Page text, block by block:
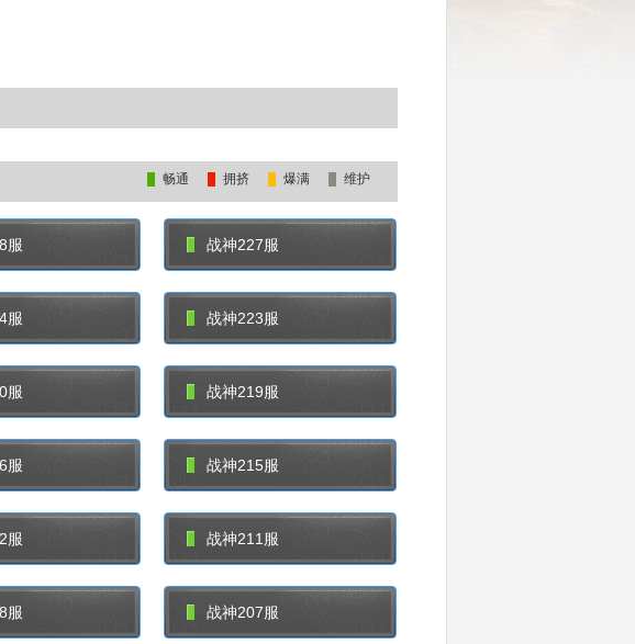
畅通 拥挤 爆满 维护
服 战神227服
服 战神223服
服 战神219服
服 战神215服
服 战神211服
服 战神207服